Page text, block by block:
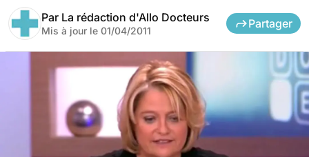
Par La rédaction d'Allo Docteurs
Mis à jour le 01/04/2011
Partager